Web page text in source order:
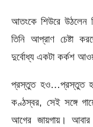
আতংকে শিউরে উঠলেন
তিনি আপ্রাণ চেষ্টা
দুর্বোধ্য একটা কর্কশ
প্রস্তুত হও…প্রস্তুত
কণ্ঠস্বর, সেই সঙ্গে
আগের জায়গায়। আবার